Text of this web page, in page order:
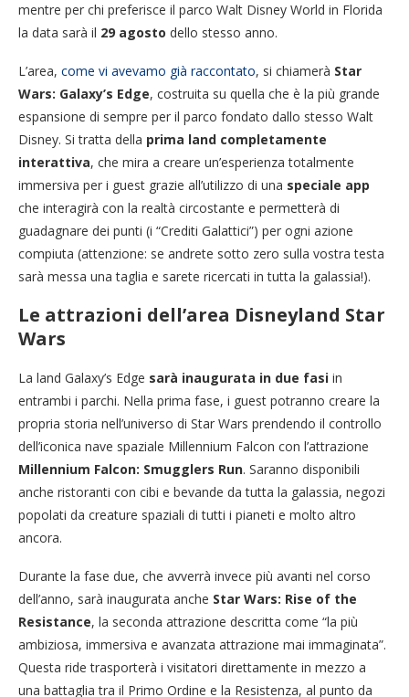
mentre per chi preferisce il parco Walt Disney World in Florida
la data sarà il 29 agosto dello stesso anno.
L’area, come vi avevamo già raccontato, si chiamerà Star
Wars: Galaxy’s Edge, costruita su quella che è la più grande
espansione di sempre per il parco fondato dallo stesso Walt
Disney. Si tratta della prima land completamente
interattiva, che mira a creare un’esperienza totalmente
immersiva per i guest grazie all’utilizzo di una speciale app
che interagirà con la realtà circostante e permetterà di
guadagnare dei punti (i “Crediti Galattici”) per ogni azione
compiuta (attenzione: se andrete sotto zero sulla vostra testa
sarà messa una taglia e sarete ricercati in tutta la galassia!).
Le attrazioni dell’area Disneyland Star
Wars
La land Galaxy’s Edge sarà inaugurata in due fasi in
entrambi i parchi. Nella prima fase, i guest potranno creare la
propria storia nell’universo di Star Wars prendendo il controllo
dell’iconica nave spaziale Millennium Falcon con l’attrazione
Millennium Falcon: Smugglers Run. Saranno disponibili
anche ristoranti con cibi e bevande da tutta la galassia, negozi
popolati da creature spaziali di tutti i pianeti e molto altro
ancora.
Durante la fase due, che avverrà invece più avanti nel corso
dell’anno, sarà inaugurata anche Star Wars: Rise of the
Resistance, la seconda attrazione descritta come “la più
ambiziosa, immersiva e avanzata attrazione mai immaginata”.
Questa ride trasporterà i visitatori direttamente in mezzo a
una battaglia tra il Primo Ordine e la Resistenza, al punto da